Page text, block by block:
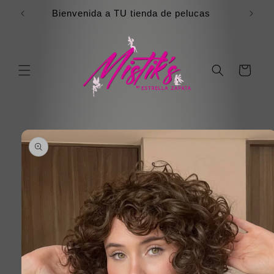
directamenteBienvenida a TU tienda de pelucas
Carrito
directamente
información
del producto